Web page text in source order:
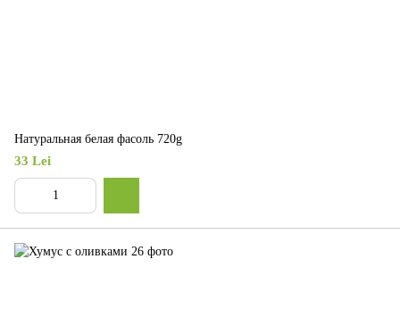
Натуральная белая фасоль 720g
33 Lei